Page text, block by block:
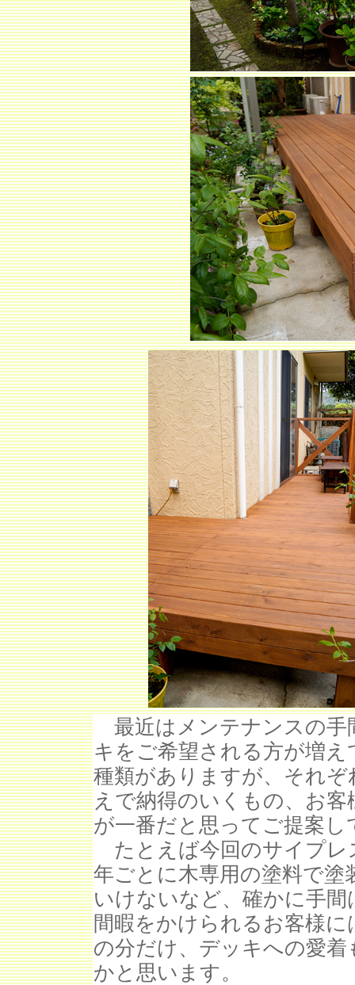
最近はメンテナンスの手
キをご希望される方が増
種類がありますが、それ
えで納得のいくもの、お
が一番だと思ってご提案し
たとえば今回のサイプレ
年ごとに木専用の塗料で
いけないなど、確かに手
間暇をかけられるお客様
の分だけ、デッキへの愛
かと思います。